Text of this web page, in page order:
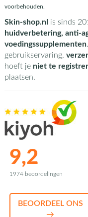
voorbehouden.
Skin-shop.nl is sinds
huidverbetering, anti-
voedingssupplementen
gebruikservaring,
hoeft je niet te
plaatsen.
9,2
1974 beoordelingen
BEOORDEEL ONS
→